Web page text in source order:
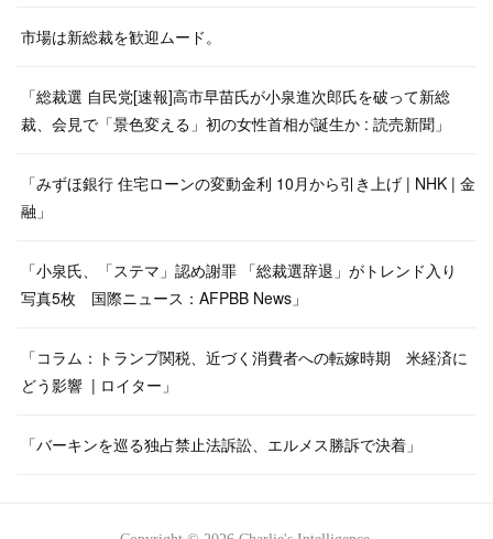
市場は新総裁を歓迎ムード。
「総裁選 自民党[速報]高市早苗氏が小泉進次郎氏を破って新総
裁、会見で「景色変える」初の女性首相が誕生か : 読売新聞」
「みずほ銀行 住宅ローンの変動金利 10月から引き上げ | NHK | 金
融」
「小泉氏、「ステマ」認め謝罪 「総裁選辞退」がトレンド入り
写真5枚 国際ニュース：AFPBB News」
「コラム：トランプ関税、近づく消費者への転嫁時期 米経済に
どう影響 | ロイター」
「バーキンを巡る独占禁止法訴訟、エルメス勝訴で決着」